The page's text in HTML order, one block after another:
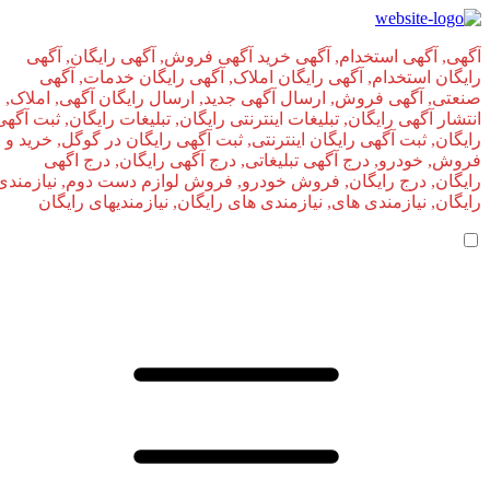
آگهی, آگهی استخدام, آگهی خرید آگهی فروش, آگهی رایگان, آگهی
رایگان استخدام, آگهی رایگان املاک, آگهی رایگان خدمات, آگهی
صنعتی, آگهی فروش, ارسال آگهی جدید, ارسال رایگان آگهی, املاک,
انتشار آگهی رایگان, تبلیغات اینترنتی رایگان, تبلیغات رایگان, ثبت آگهی
رایگان, ثبت آگهی رایگان اینترنتی, ثبت آگهی رایگان در گوگل, خرید و
فروش, خودرو, درج آگهی تبلیغاتی, درج آگهی رایگان, درج اگهی
رایگان, درج رایگان, فروش خودرو, فروش لوازم دست دوم, نیازمندی
رایگان, نیازمندی های, نیازمندی‌ های رایگان, نیازمندیهای رایگان